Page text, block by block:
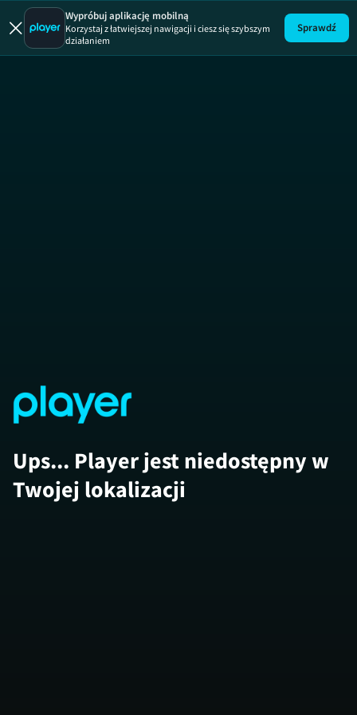
Wypróbuj aplikację mobilną
Korzystaj z łatwiejszej nawigacji i ciesz się szybszym
działaniem
Sprawdź
Ups... Player jest niedostępny w
Twojej lokalizacji